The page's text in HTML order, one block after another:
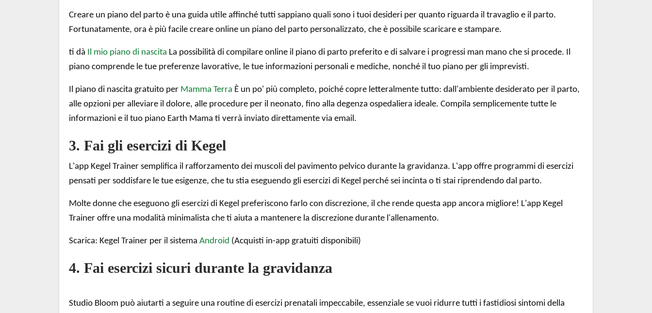
Creare un piano del parto è una guida utile affinché tutti sappiano quali sono i tuoi desideri per quanto riguarda il travaglio e il parto.
Fortunatamente, ora è più facile creare online un piano del parto personalizzato, che è possibile scaricare e stampare.
ti dà Il mio piano di nascita La possibilità di compilare online il piano di parto preferito e di salvare i progressi man mano che si procede. Il
piano comprende le tue preferenze lavorative, le tue informazioni personali e mediche, nonché il tuo piano per gli imprevisti.
Il piano di nascita gratuito per Mamma Terra È un po' più completo, poiché copre letteralmente tutto: dall'ambiente desiderato per il parto,
alle opzioni per alleviare il dolore, alle procedure per il neonato, fino alla degenza ospedaliera ideale. Compila semplicemente tutte le
informazioni e il tuo piano Earth Mama ti verrà inviato direttamente via email.
3. Fai gli esercizi di Kegel
L'app Kegel Trainer semplifica il rafforzamento dei muscoli del pavimento pelvico durante la gravidanza. L'app offre programmi di esercizi
pensati per soddisfare le tue esigenze, che tu stia eseguendo gli esercizi di Kegel perché sei incinta o ti stai riprendendo dal parto.
Molte donne che eseguono gli esercizi di Kegel preferiscono farlo con discrezione, il che rende questa app ancora migliore! L'app Kegel
Trainer offre una modalità minimalista che ti aiuta a mantenere la discrezione durante l'allenamento.
Scarica: Kegel Trainer per il sistema Android (Acquisti in-app gratuiti disponibili)
4. Fai esercizi sicuri durante la gravidanza
Studio Bloom può aiutarti a seguire una routine di esercizi prenatali impeccabile, essenziale se vuoi ridurre tutti i fastidiosi sintomi della